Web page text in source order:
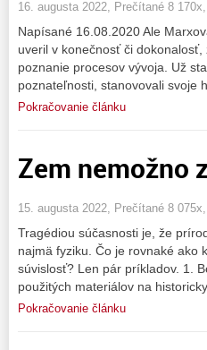
16. augusta 2022, Prečítané 8 170x,
Napísané 16.08.2020 Ale
uveril v konečnosť či
poznanie procesov vývoja. Už
poznateľnosti, stanovovali svoje
Pokračovanie článku
Zem nemožno
15. augusta 2022, Prečítané 8 075x,
Tragédiou súčasnosti je, že
najmä fyziku. Čo je rovnaké ako
súvislosť? Len pár príkladov. 1.
použitých materiálov na
Pokračovanie článku